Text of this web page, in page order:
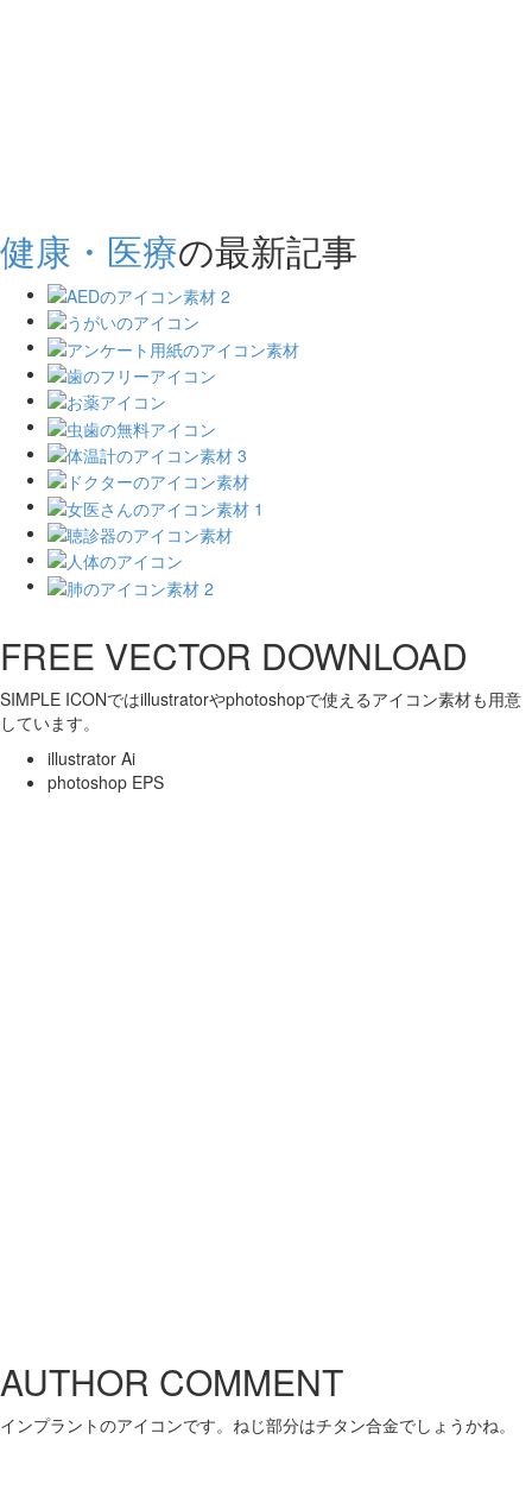
健康・医療の最新記事
FREE VECTOR DOWNLOAD
SIMPLE ICONではillustratorやphotoshopで使えるアイコン素材も用意
しています。
illustrator Ai
photoshop EPS
AUTHOR COMMENT
インプラントのアイコンです。ねじ部分はチタン合金でしょうかね。